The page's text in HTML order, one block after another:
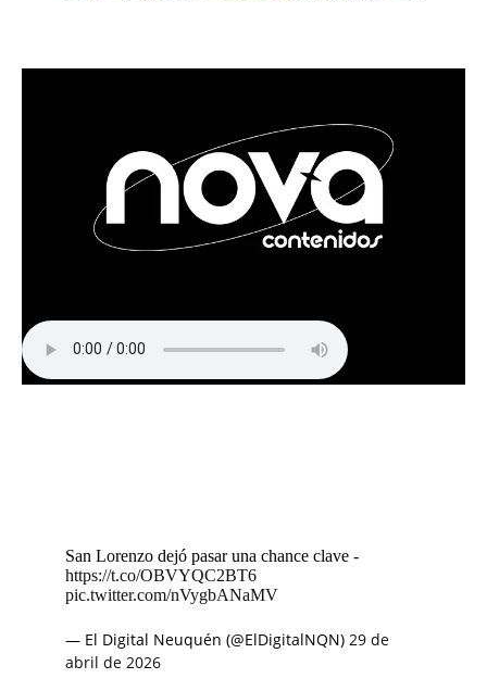
San Lorenzo dejó pasar una chance clave -
https://t.co/OBVYQC2BT6
pic.twitter.com/nVygbANaMV
— El Digital Neuquén (@ElDigitalNQN) 29 de
abril de 2026